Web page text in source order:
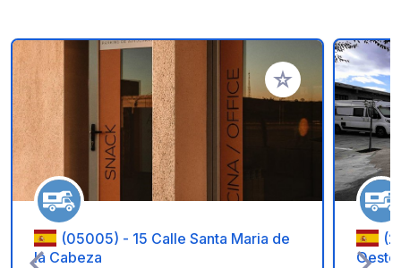
Ajouter à vos
(05005) - 15 Calle Santa Maria de
la Cabeza
Oeste